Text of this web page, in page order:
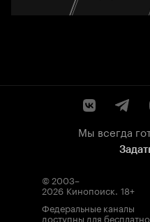
Мы всегда
© 2003–
2026 Кинопоиск 18+
Федеральные каналы
доступны для